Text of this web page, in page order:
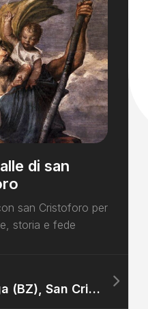
di san
san Cristoforo per
storia e fede
In Val d’Ega (BZ), San Cristoforo protegge i mugnai o è il nuovo dio del grano?